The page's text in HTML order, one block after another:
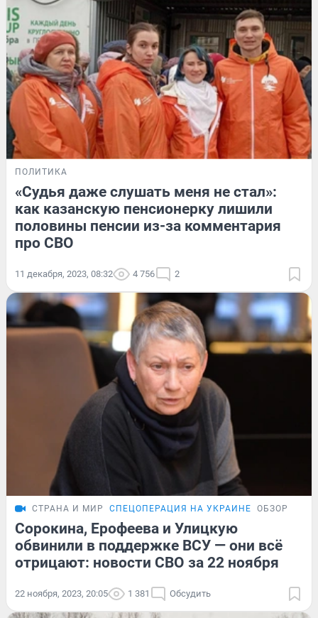
ПОЛИТИКА
«Судья даже слушать меня не стал»:
как казанскую пенсионерку лишили
половины пенсии из-за комментария
про СВО
11 декабря, 2023, 08:32 4 756 2
СТРАНА И МИР СПЕЦОПЕРАЦИЯ НА УКРАИНЕ ОБЗОР
Сорокина, Ерофеева и Улицкую
обвинили в поддержке ВСУ — они всё
отрицают: новости СВО за 22 ноября
22 ноября, 2023, 20:05 1 381 Обсудить